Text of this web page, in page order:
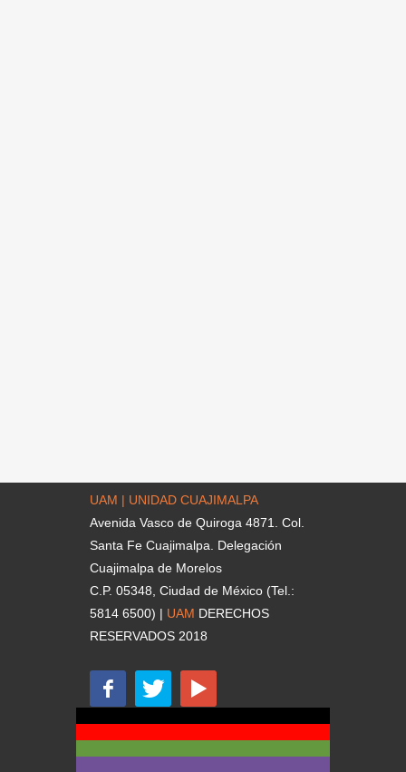
UAM | UNIDAD CUAJIMALPA
Avenida Vasco de Quiroga 4871. Col.
Santa Fe Cuajimalpa. Delegación
Cuajimalpa de Morelos
C.P. 05348, Ciudad de México (Tel.:
5814 6500) | UAM DERECHOS
RESERVADOS 2018